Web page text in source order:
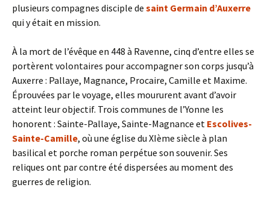
plusieurs compagnes disciple de saint Germain d’Auxerre
qui y était en mission.
À la mort de l’évêque en 448 à Ravenne, cinq d’entre elles se
portèrent volontaires pour accompagner son corps jusqu’à
Auxerre : Pallaye, Magnance, Procaire, Camille et Maxime.
Éprouvées par le voyage, elles moururent avant d’avoir
atteint leur objectif. Trois communes de l’Yonne les
honorent : Sainte-Pallaye, Sainte-Magnance et Escolives-
Sainte-Camille, où une église du XIème siècle à plan
basilical et porche roman perpétue son souvenir. Ses
reliques ont par contre été dispersées au moment des
guerres de religion.